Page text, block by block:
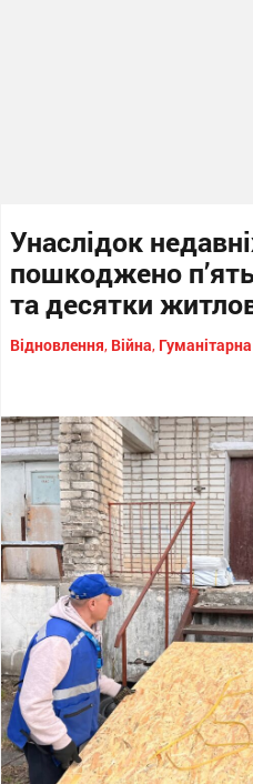
Унаслідок
пошкоджено
та десятки
Відновлення, Війна,